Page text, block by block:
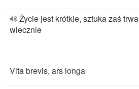
Życie jest krótkie, sztuka zaś trwa
wiecznie
Vita brevis, ars longa